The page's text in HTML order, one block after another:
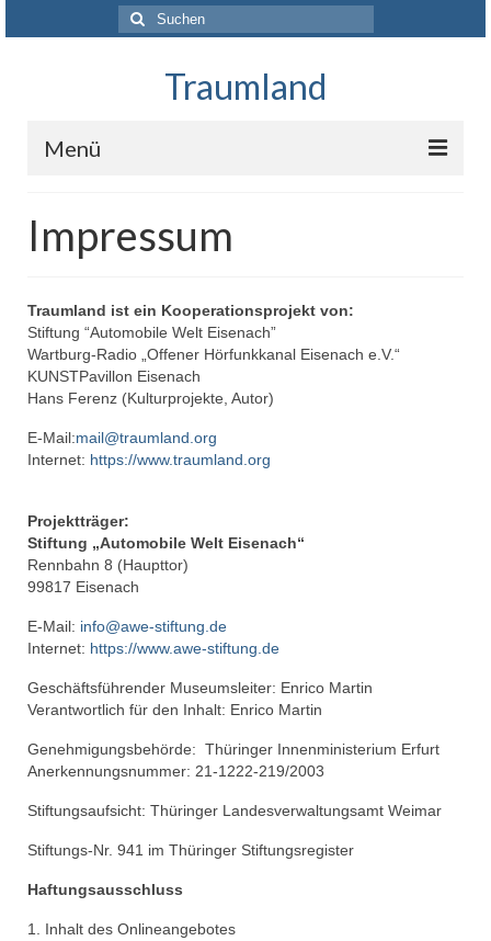
Suchen
nach:
Traumland
Menü
Das Projekt
Unterstützer und Förderer
Presse
Kontakt
Impressum
Traumland ist ein Kooperationsprojekt von:
Stiftung “Automobile Welt Eisenach”
Wartburg-Radio „Offener Hörfunkkanal Eisenach e.V.“
KUNSTPavillon Eisenach
Hans Ferenz (Kulturprojekte, Autor)
E-Mail:mail@traumland.org
Internet: https://www.traumland.org
Projektträger:
Stiftung „Automobile Welt Eisenach“
Rennbahn 8 (Haupttor)
99817 Eisenach
E-Mail: info@awe-stiftung.de
Internet: https://www.awe-stiftung.de
Geschäftsführender Museumsleiter: Enrico Martin
Verantwortlich für den Inhalt: Enrico Martin
Genehmigungsbehörde: Thüringer Innenministerium Erfurt
Anerkennungsnummer: 21-1222-219/2003
Stiftungsaufsicht: Thüringer Landesverwaltungsamt Weimar
Stiftungs-Nr. 941 im Thüringer Stiftungsregister
Haftungsausschluss
1. Inhalt des Onlineangebotes